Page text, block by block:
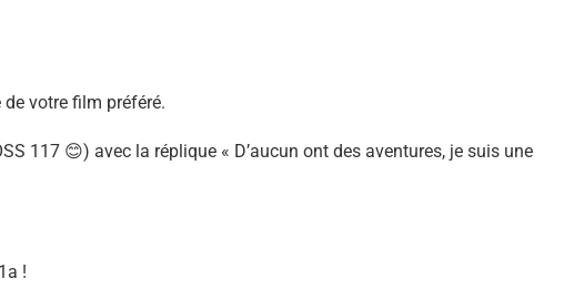
votre film préféré.
117 😊) avec la réplique « D’aucun ont des aventures, je suis une
!